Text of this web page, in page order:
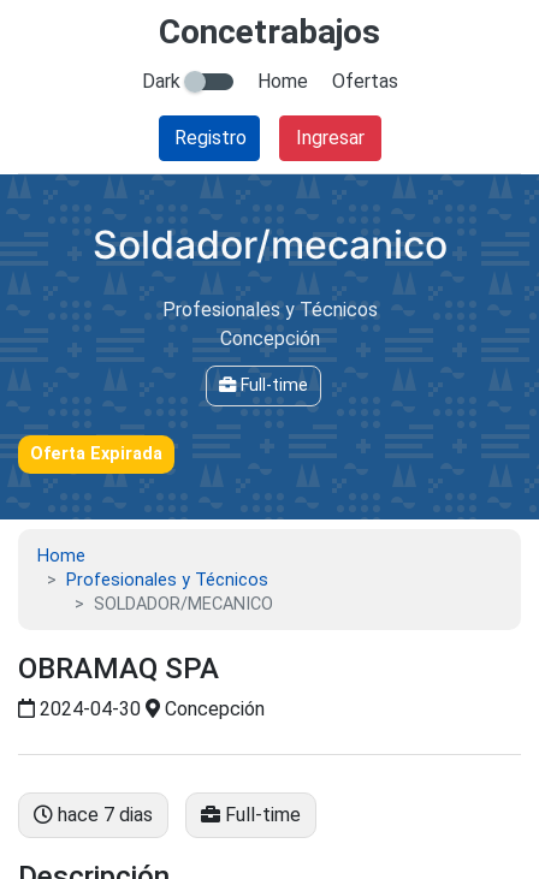
Concetrabajos
Dark Home Ofertas
Registro Ingresar
Soldador/mecanico
Profesionales y Técnicos
Concepción
Full-time
Oferta Expirada
Home
Profesionales y Técnicos
SOLDADOR/MECANICO
OBRAMAQ SPA
2024-04-30 Concepción
hace 7 dias Full-time